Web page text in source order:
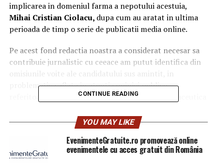
implicarea in domeniul farma a nepotului acestuia,
Mihai Cristian Ciolacu, dupa cum au aratat in ultima
perioada de timp o serie de publicatii media online.
Pe acest fond redactia noastra a considerat necesar sa
contribuie jurnalistic cu ceeace am putut identifica din
omisiunile voite ale candidatului sus amintit, in
problematica aflata in atentia opiniei publice,
referitoare la afinitatile nepotului cu piata farmaceutica
Sa incepem documentarea:
Evoluția intreprinderii Nicomart Prim Team
CONTINUE READING
YOU MAY LIKE
EvenimenteGratuite.ro promovează online
evenimentele cu acces gratuit din România